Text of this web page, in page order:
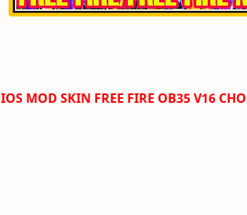
IOS MOD SKIN FREE FIRE OB35 V16